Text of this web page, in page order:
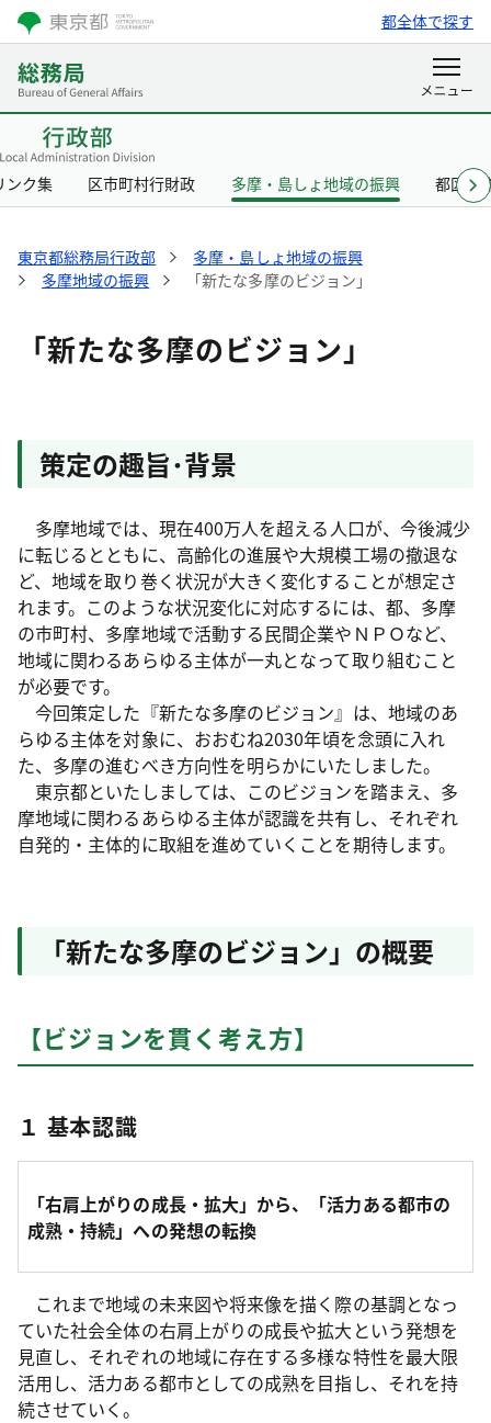
都全体で探す
ンク集 区市町村行財政 多摩・島しょ地域の振興 都区協
東京都総務局行政部
多摩・島しょ地域の振興
多摩地域の振興
「新たな多摩のビジョン」
「新たな多摩のビジョン」
策定の趣旨･背景
多摩地域では、現在400万人を超える人口が、今後減少
に転じるとともに、高齢化の進展や大規模工場の撤退な
ど、地域を取り巻く状況が大きく変化することが想定さ
れます。このような状況変化に対応するには、都、多摩
の市町村、多摩地域で活動する民間企業やＮＰＯなど、
地域に関わるあらゆる主体が一丸となって取り組むこと
が必要です。
今回策定した『新たな多摩のビジョン』は、地域のあ
らゆる主体を対象に、おおむね2030年頃を念頭に入れ
た、多摩の進むべき方向性を明らかにいたしました。
東京都といたしましては、このビジョンを踏まえ、多
摩地域に関わるあらゆる主体が認識を共有し、それぞれ
自発的・主体的に取組を進めていくことを期待します。
「新たな多摩のビジョン」の概要
【ビジョンを貫く考え方】
１ 基本認識
「右肩上がりの成長・拡大」から、「活力ある都市の
成熟・持続」への発想の転換
これまで地域の未来図や将来像を描く際の基調となっ
ていた社会全体の右肩上がりの成長や拡大という発想を
見直し、それぞれの地域に存在する多様な特性を最大限
活用し、活力ある都市としての成熟を目指し、それを持
続させていく。